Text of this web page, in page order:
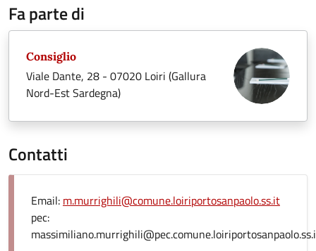
Fa parte di
Consiglio
Viale Dante, 28 - 07020 Loiri (Gallura
Nord-Est Sardegna)
Contatti
Email: m.murrighili@comune.loiriportosanpaolo.ss.it
pec: